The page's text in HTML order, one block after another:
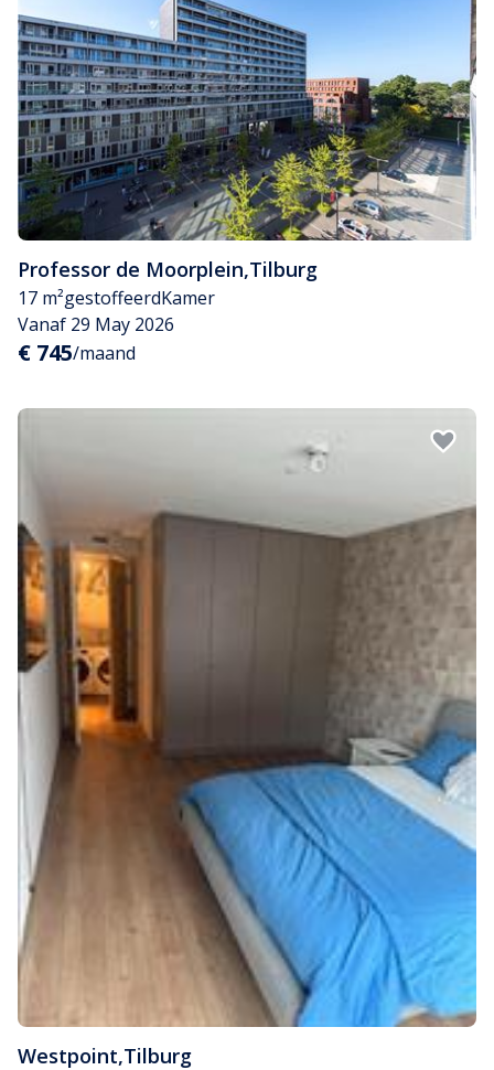
Professor de Moorplein,Tilburg
17 m²gestoffeerdKamer
Vanaf 29 May 2026
€ 745/maand
Westpoint,Tilburg